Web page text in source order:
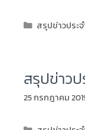
สรุปข่าวประ
สรุปข่าว
25 กรกฎาคม